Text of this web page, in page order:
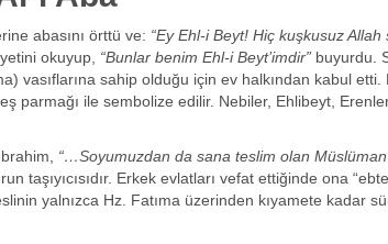
abasını örttü ve: “Ey Ehl-i Beyt! Hiç kuşkusuz
okuyup, “Bunlar benim Ehl-i Beyt’imdir” buyurdu.
vasıflarına sahip olduğu için ev halkından kabul etti.
parmağı ile sembolize edilir. Nebiler, Ehlibeyt,
“…Soyumuzdan da sana teslim olan
Erkek evlatları vefat ettiğinde ona
yalnızca Hz. Fatıma üzerinden kıyamete kadar